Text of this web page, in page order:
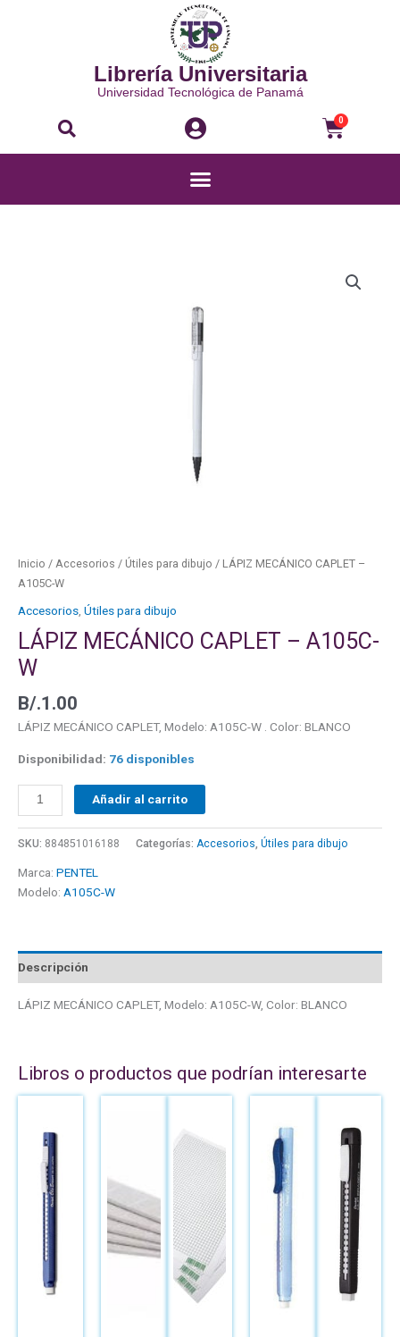
Librería Universitaria
Universidad Tecnológica de Panamá
Buscar 0
Menú
Inicio / Accesorios / Útiles para dibujo / LÁPIZ MECÁNICO CAPLET –
A105C-W
Accesorios Útiles para dibujo
LÁPIZ MECÁNICO CAPLET – A105C-
W
B/.1.00
LÁPIZ MECÁNICO CAPLET, Modelo: A105C-W . Color: BLANCO
Disponibilidad: 76 disponibles
Añadir al carrito
SKU: 884851016188 Categorías: Accesorios, Útiles para dibujo
Marca: PENTEL
Modelo: A105C-W
Descripción
LÁPIZ MECÁNICO CAPLET, Modelo: A105C-W, Color: BLANCO
Libros o productos que podrían interesarte